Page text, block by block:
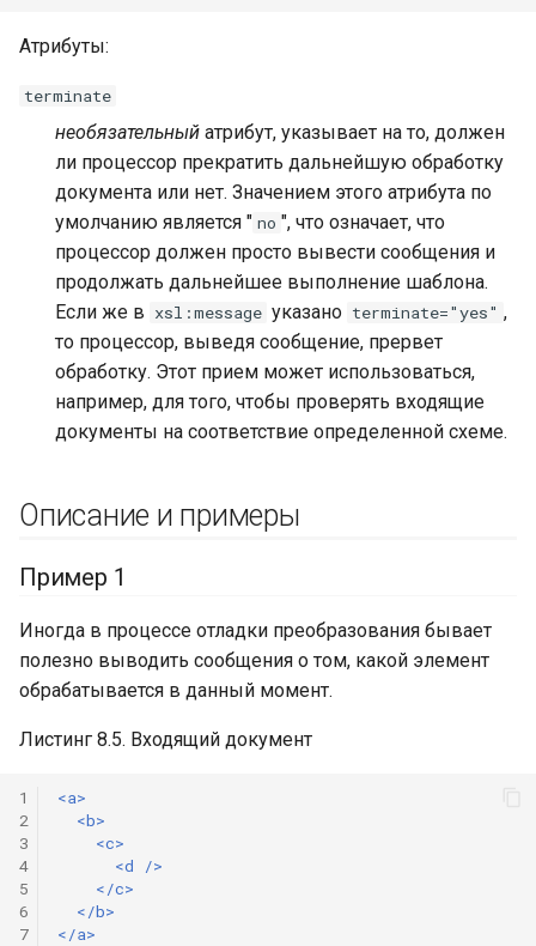
с
к
Атрибуты:
terminate
необязательный атрибут, указывает на то, должен
ли процессор прекратить дальнейшую обработку
документа или нет. Значением этого атрибута по
умолчанию является " no ", что означает, что
процессор должен просто вывести сообщения и
продолжать дальнейшее выполнение шаблона.
Если же в xsl:message указано terminate="yes" ,
то процессор, выведя сообщение, прервет
обработку. Этот прием может использоваться,
например, для того, чтобы проверять входящие
документы на соответствие определенной схеме.
Описание и примеры
Пример 1
Иногда в процессе отладки преобразования бывает
полезно выводить сообщения о том, какой элемент
обрабатывается в данный момент.
Листинг 8.5. Входящий документ
1
2
3
4
5
6
7
<a>
<b>
<c>
<d
/>
</c>
</b>
</a>